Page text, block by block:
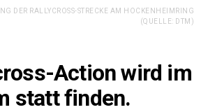
DER RALLYCROSS-STRECKE AM HOCKENHEIMRING
(QUELLE: DTM)
Action wird im
statt finden.